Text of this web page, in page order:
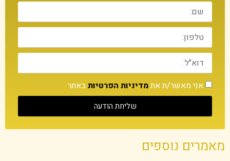
אני מאשר/ת אתמדיניות הפרטיותבאתר
שליחת הודעה
מאמרים נוספים